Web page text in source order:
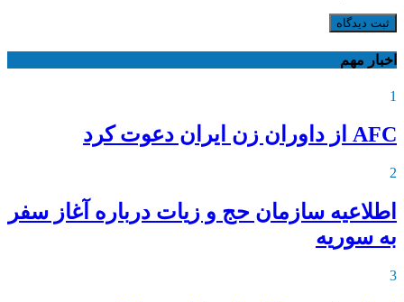
ثبت دیدگاه
اخبار مهم
1
AFC از داوران زن ایران دعوت کرد
2
اطلاعیه‌ سازمان حج و زیات درباره آغاز سفر
به سوریه
3